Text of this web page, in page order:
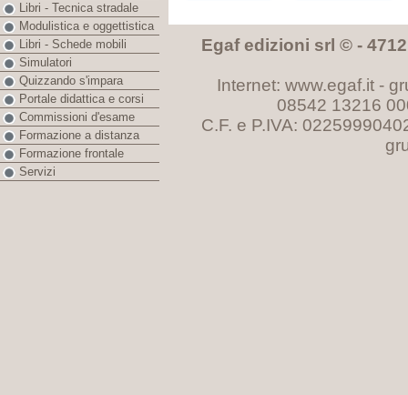
Egaf edizioni srl © -
Internet: www.egaf.it -
08542 13216
C.F. e P.IVA:
Libri - Tecnica stradale
Modulistica e oggettistica
Libri - Schede mobili
Simulatori
Quizzando s'impara
Portale didattica e corsi
Commissioni d'esame
Formazione a distanza
Formazione frontale
Servizi